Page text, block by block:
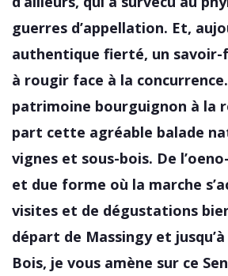
guerres d’appellation. Et,
authentique fierté, un savoir-
à rougir face à la
patrimoine bourguignon à la
part cette agréable balade
vignes et sous-bois. De
et due forme où la marche
visites et de dégustations
départ de Massingy et
Bois, je vous amène sur ce